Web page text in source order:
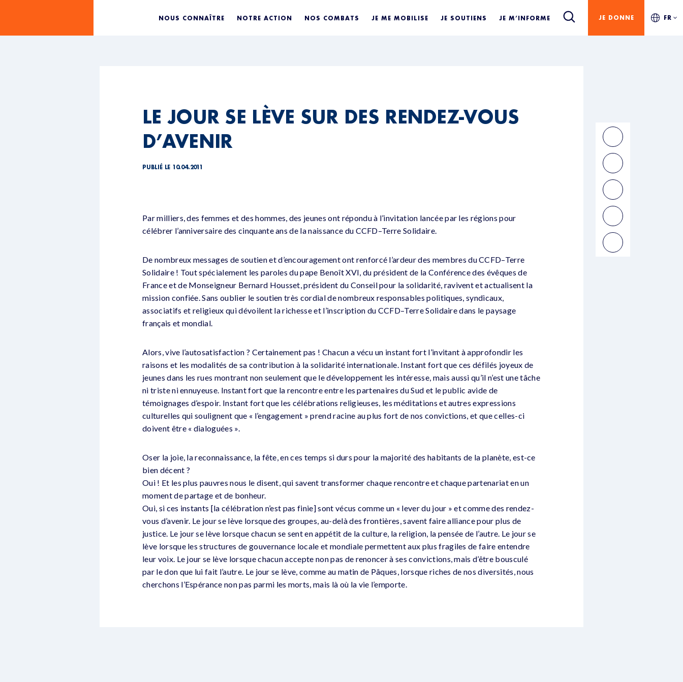
NOUS CONNAÎTRE NOTRE ACTION NOS COMBATS JE ME MOBILISE JE SOUTIENS JE M’INFORME JE DONNE FR
LE JOUR SE LÈVE SUR DES RENDEZ-VOUS
D’AVENIR
PUBLIÉ LE 10.04.2011
Par milliers, des femmes et des hommes, des jeunes ont répondu à l’invitation lancée par les régions pour
célébrer l’anniversaire des cinquante ans de la naissance du CCFD–Terre Solidaire.
De nombreux messages de soutien et d’encouragement ont renforcé l’ardeur des membres du CCFD–Terre
Solidaire ! Tout spécialement les paroles du pape Benoît XVI, du président de la Conférence des évêques de
France et de Monseigneur Bernard Housset, président du Conseil pour la solidarité, ravivent et actualisent la
mission confiée. Sans oublier le soutien très cordial de nombreux responsables politiques, syndicaux,
associatifs et religieux qui dévoilent la richesse et l’inscription du CCFD–Terre Solidaire dans le paysage
français et mondial.
Alors, vive l’autosatisfaction ? Certainement pas ! Chacun a vécu un instant fort l’invitant à approfondir les
raisons et les modalités de sa contribution à la solidarité internationale. Instant fort que ces défilés joyeux de
jeunes dans les rues montrant non seulement que le développement les intéresse, mais aussi qu’il n’est une tâche
ni triste ni ennuyeuse. Instant fort que la rencontre entre les partenaires du Sud et le public avide de
témoignages d’espoir. Instant fort que les célébrations religieuses, les méditations et autres expressions
culturelles qui soulignent que « l’engagement » prend racine au plus fort de nos convictions, et que celles-ci
doivent être « dialoguées ».
Oser la joie, la reconnaissance, la fête, en ces temps si durs pour la majorité des habitants de la planète, est-ce
bien décent ?
Oui ! Et les plus pauvres nous le disent, qui savent transformer chaque rencontre et chaque partenariat en un
moment de partage et de bonheur.
Oui, si ces instants [la célébration n’est pas finie] sont vécus comme un « lever du jour » et comme des rendez-
vous d’avenir. Le jour se lève lorsque des groupes, au-delà des frontières, savent faire alliance pour plus de
justice. Le jour se lève lorsque chacun se sent en appétit de la culture, la religion, la pensée de l’autre. Le jour se
lève lorsque les structures de gouvernance locale et mondiale permettent aux plus fragiles de faire entendre
leur voix. Le jour se lève lorsque chacun accepte non pas de renoncer à ses convictions, mais d’être bousculé
par le don que lui fait l’autre. Le jour se lève, comme au matin de Pâques, lorsque riches de nos diversités, nous
cherchons l’Espérance non pas parmi les morts, mais là où la vie l’emporte.